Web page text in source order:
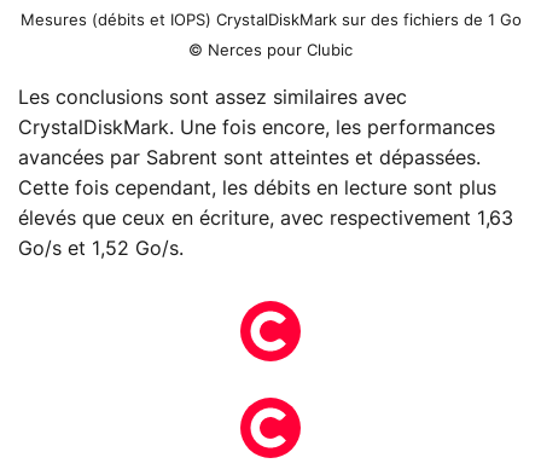
Mesures (débits et IOPS) CrystalDiskMark sur des fichiers de 1 Go
© Nerces pour Clubic
Les conclusions sont assez similaires avec
CrystalDiskMark. Une fois encore, les performances
avancées par Sabrent sont atteintes et dépassées.
Cette fois cependant, les débits en lecture sont plus
élevés que ceux en écriture, avec respectivement 1,63
Go/s et 1,52 Go/s.